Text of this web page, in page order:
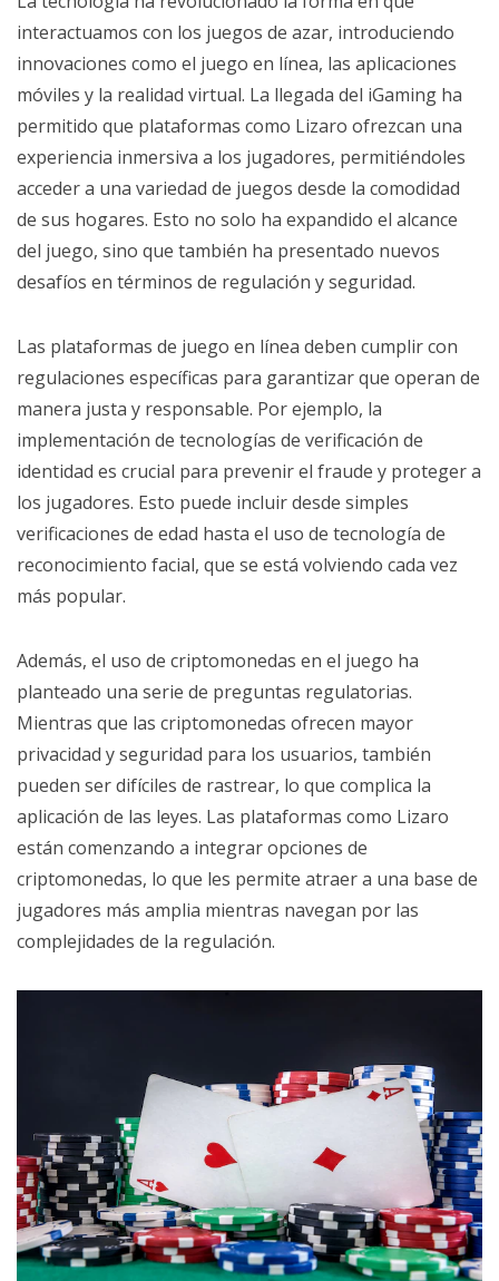
interactuamos con los juegos de azar, introduciendo
innovaciones como el juego en línea, las aplicaciones
móviles y la realidad virtual. La llegada del iGaming ha
permitido que plataformas como Lizaro ofrezcan una
experiencia inmersiva a los jugadores, permitiéndoles
acceder a una variedad de juegos desde la comodidad
de sus hogares. Esto no solo ha expandido el alcance
del juego, sino que también ha presentado nuevos
desafíos en términos de regulación y seguridad.
Las plataformas de juego en línea deben cumplir con
regulaciones específicas para garantizar que operan de
manera justa y responsable. Por ejemplo, la
implementación de tecnologías de verificación de
identidad es crucial para prevenir el fraude y proteger a
los jugadores. Esto puede incluir desde simples
verificaciones de edad hasta el uso de tecnología de
reconocimiento facial, que se está volviendo cada vez
más popular.
Además, el uso de criptomonedas en el juego ha
planteado una serie de preguntas regulatorias.
Mientras que las criptomonedas ofrecen mayor
privacidad y seguridad para los usuarios, también
pueden ser difíciles de rastrear, lo que complica la
aplicación de las leyes. Las plataformas como Lizaro
están comenzando a integrar opciones de
criptomonedas, lo que les permite atraer a una base de
jugadores más amplia mientras navegan por las
complejidades de la regulación.